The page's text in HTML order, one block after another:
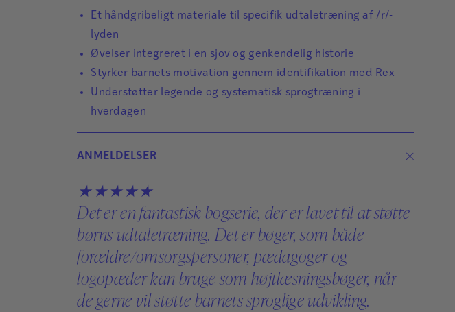
logopæd i PPR. Ved siden af driver Celine
fonologimaterialer til logopæder, forældre og
pædagoger. Celine brænder for det
fonologiske arbejde, og særligt at gøre
Vivian Kallsoy
Vivian Kallsoy er diplomuddannet i Logopædi
og arbejder som logopæd i PPR. Vivian har en
særlig stor interesse for det fonologiske
arbejde og har bl.a. sammen med sin kollega
Et håndgribeligt materiale til specifik udtaletræning af /r/-
lyden
Øvelser integreret i en sjov og genkendelig historie
Styrker barnets motivation gennem identifikation med Rex
Understøtter legende og systematisk sprogtræning i
hverdagen
ANMELDELSER
★★★★★
Det er en fantastisk bogserie, der er lavet til at støtte
børns udtaletræning. Det er bøger, som både
forældre/omsorgspersoner, pædagoger og
logopæder kan bruge som højtlæsningsbøger, når
de gerne vil støtte barnets sproglige udvikling.